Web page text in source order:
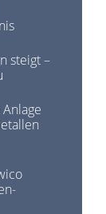
steigt –